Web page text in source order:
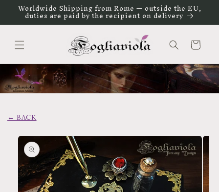
direttamente
ai contenuti
Worldwide Shipping from Rome — outside the EU,
duties are paid by the recipient on delivery
Carrello
← BACK
Passa alle
informazioni
sul prodotto